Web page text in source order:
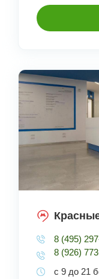
8 (495)
8 (926)
с 9 до 21